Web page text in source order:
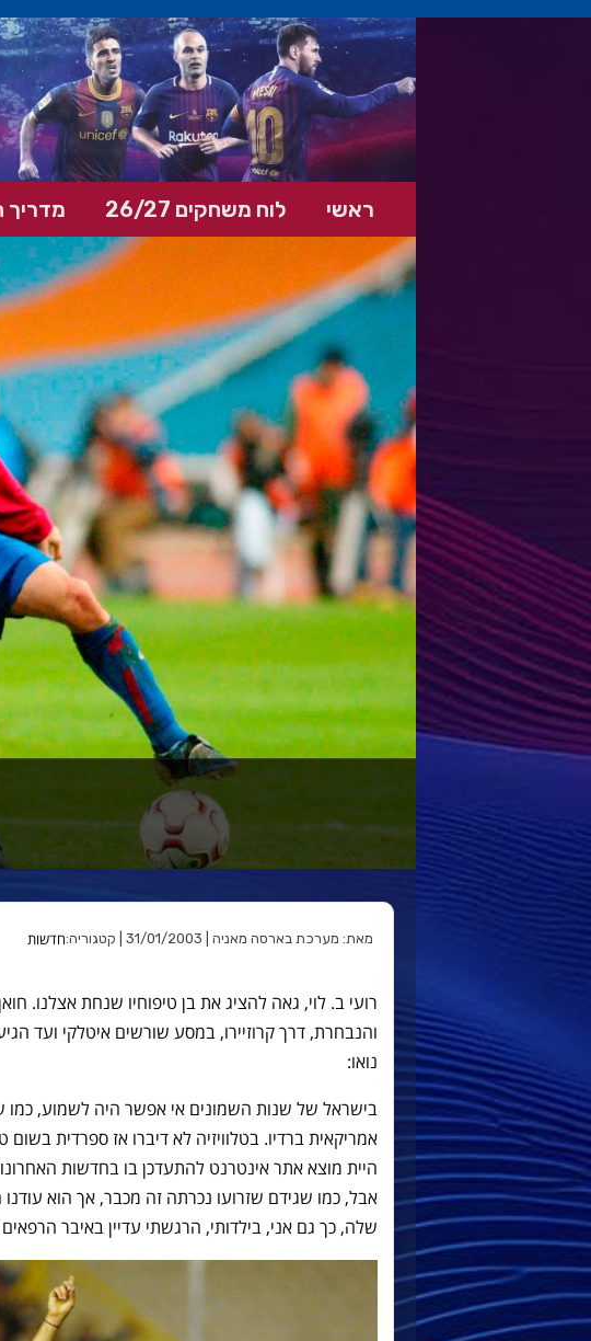
ראשי לוח משחקים 26/27 מדריך
מאת: מערכת בארסה מאניה | 31/01/2003 | קטגוריה: חדשות
רועי ב. לוי, גאה להציג את בן טיפוחיו שנחת אצלנו.
והנבחרת, דרך קרוזיירו, במסע שורשים איטלקי ועד
נואו:
בישראל של שנות השמונים אי אפשר היה לשמוע, כמו
אמריקאית ברדיו. בטלוויזיה לא דיברו אז ספרדית
היית מוצא אתר אינטרנט להתעדכן בו בחדשות
אבל, כמו שגידם שזרועו נכרתה זה מכבר, אך הוא
שלה, כך גם אני, בילדותי, הרגשתי עדיין באיבר